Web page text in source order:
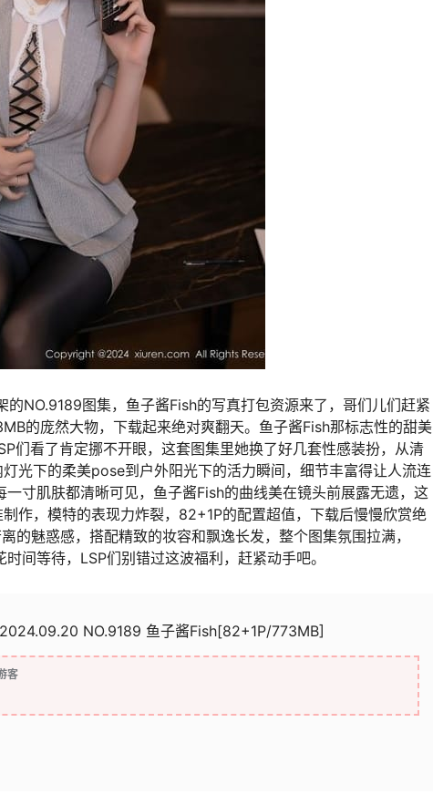
NO.9189图集，鱼子酱Fish的写真打包资源来了，哥们儿们赶紧
的庞然大物，下载起来绝对爽翻天。鱼子酱Fish那标志性的甜美
们看了肯定挪不开眼，这套图集里她换了好几套性感装扮，从清
光下的柔美pose到户外阳光下的活力瞬间，细节丰富得让人流连
寸肌肤都清晰可见，鱼子酱Fish的曲线美在镜头前展露无遗，这
作，模特的表现力炸裂，82+1P的配置超值，下载后慢慢欣赏绝
的魅惑感，搭配精致的妆容和飘逸长发，整个图集氛围拉满，
间等待，LSP们别错过这波福利，赶紧动手吧。
NO.9189 鱼子酱Fish[82+1P/773MB]
客